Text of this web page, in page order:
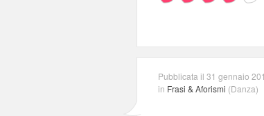
Pubblicata il 31 gennaio
in Frasi & Aforismi (Danza)